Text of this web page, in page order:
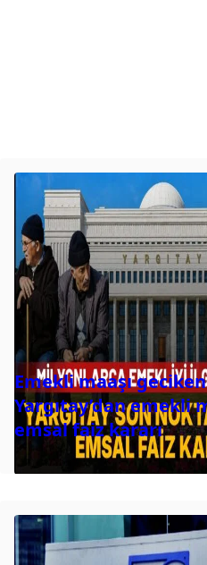
Emekli maaşı
Yargıtay’dan emekli
emsal faiz kararı